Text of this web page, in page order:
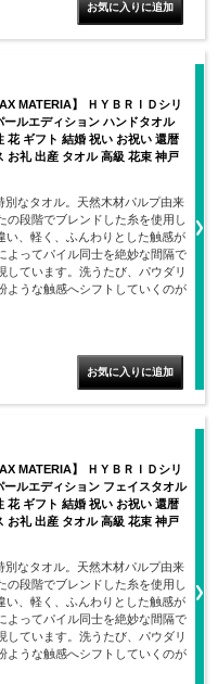
MATERIA】 ＨＹＢＲＩＤシリ
ールエディション ハンドタオル
花 ギフト 結婚 祝い お祝い 還暦
お礼 出産 タオル 高級 花束 神戸
別なタオル。天然木材パルプ由来
の段階でブレンドした糸を使用し
い、軽く、ふんわりとした触感が
よってパイル同士を絶妙な間隔で
ています。洗うたび、パウダリ
ような触感へシフトしていくのが
MATERIA】 ＨＹＢＲＩＤシリ
ールエディション フェイスタオル
花 ギフト 結婚 祝い お祝い 還暦
お礼 出産 タオル 高級 花束 神戸
別なタオル。天然木材パルプ由来
の段階でブレンドした糸を使用し
い、軽く、ふんわりとした触感が
よってパイル同士を絶妙な間隔で
ています。洗うたび、パウダリ
ような触感へシフトしていくのが